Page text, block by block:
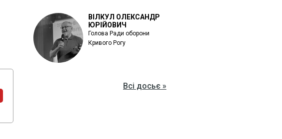
ВІЛКУЛ ОЛЕКСАНДР
ЮРІЙОВИЧ
Голова Ради оборони
Кривого Рогу
Всі досьє »